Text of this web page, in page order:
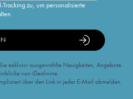
zu, um personalisierte
exklusiv ausgewählte Neuigkeiten, Angebote
von iDealwine.
über den Link in jeder E-Mail abmelden.